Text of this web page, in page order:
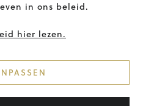
in ons beleid.
hier lezen.